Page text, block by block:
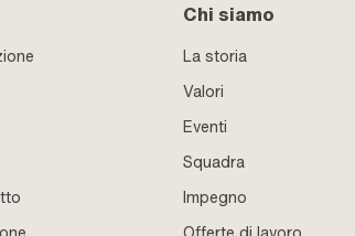
Chi siamo
La storia
Valori
Eventi
Squadra
Impegno